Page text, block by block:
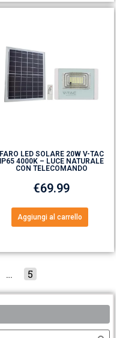
FARO LED SOLARE 20W V-TAC
IP65 4000K – LUCE NATURALE
CON TELECOMANDO
€69.99
Aggiungi al carrello
… 5